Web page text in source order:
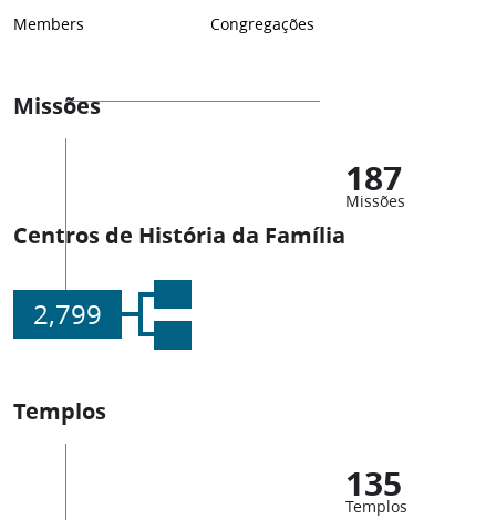
Members Congregações
Missões
187
Missões
Centros de História da Família
2,799
Templos
135
Templos